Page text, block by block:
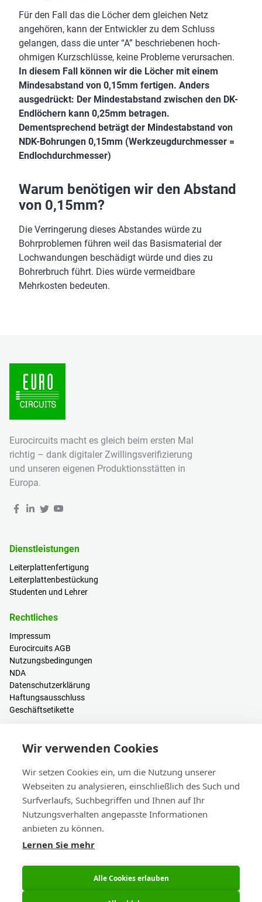
Für den Fall das die Löcher dem gleichen Netz
angehören, kann der Entwickler zu dem Schluss
gelangen, dass die unter “A” beschriebenen hoch-
ohmigen Kurzschlüsse, keine Probleme verursachen.
In diesem Fall können wir die Löcher mit einem
Mindesabstand von 0,15mm fertigen. Anders
ausgedrückt: Der Mindestabstand zwischen den DK-
Endlöchern kann 0,25mm betragen.
Dementsprechend beträgt der Mindestabstand von
NDK-Bohrungen 0,15mm (Werkzeugdurchmesser =
Endlochdurchmesser)
Warum benötigen wir den Abstand
von 0,15mm?
Die Verringerung dieses Abstandes würde zu
Bohrproblemen führen weil das Basismaterial der
Lochwandungen beschädigt würde und dies zu
Bohrerbruch führt. Dies würde vermeidbare
Mehrkosten bedeuten.
Eurocircuits macht es gleich beim ersten Mal
richtig – dank digitaler Zwillingsverifizierung
und unseren eigenen Produktionsstätten in
Europa.
Dienstleistungen
Leiterplattenfertigung
Leiterplattenbestückung
Studenten und Lehrer
Rechtliches
Impressum
Eurocircuits AGB
Nutzungsbedingungen
NDA
Datenschutzerklärung
Haftungsausschluss
Geschäftsetikette
PCB Kalkulator
Hilfe & Wissen
Blogs
Events
Kontakt
Vertrieb & Kundendienst
Wir verwenden Cookies
Wir setzen Cookies ein, um die Nutzung unserer
Webseiten zu analysieren, einschließlich des Such und
Surfverlaufs, Suchbegriffen und Ihnen auf Ihr
Nutzungsverhalten angepasste Informationen
anbieten zu können.
Lernen Sie mehr
Alle Cookies erlauben